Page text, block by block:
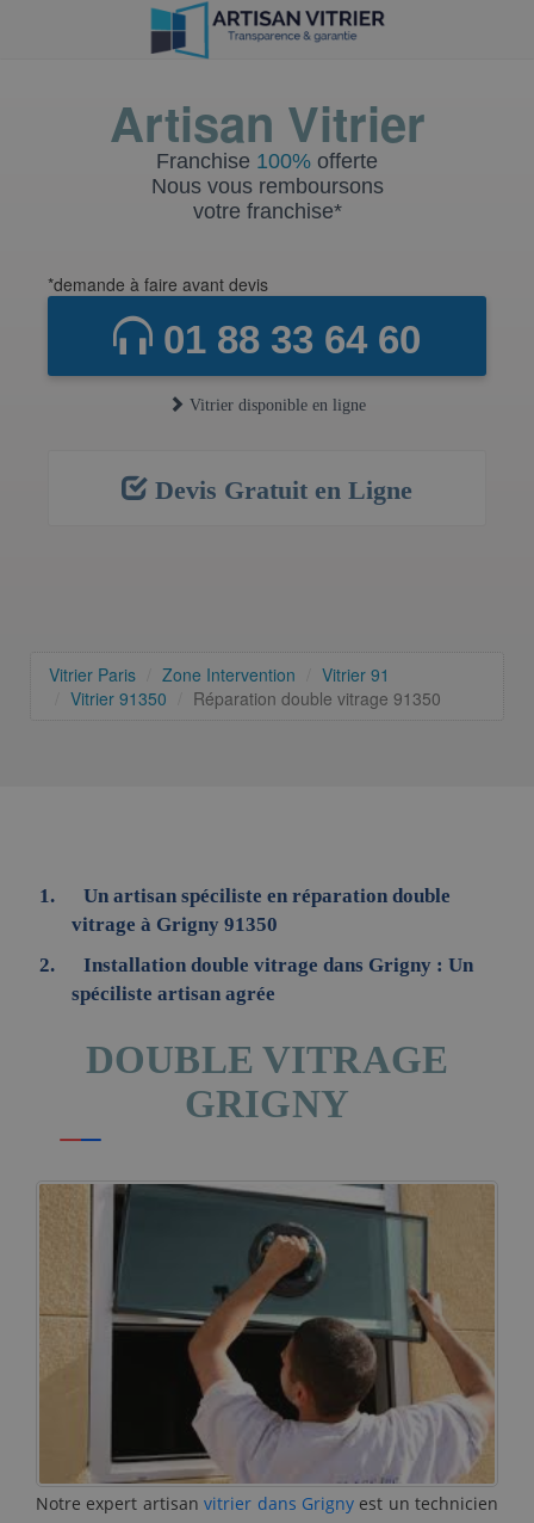
Artisan Vitrier
Franchise 100% offerte
Nous vous remboursons
votre franchise*
*demande à faire avant devis
01 88 33 64 60
Vitrier disponible en ligne
Devis Gratuit en Ligne
Vitrier Paris Zone Intervention
Vitrier 91
Vitrier 91350
Réparation double vitrage 91350
Un artisan spéciliste en réparation double
vitrage à Grigny 91350
Installation double vitrage dans Grigny : Un
spéciliste artisan agrée
DOUBLE VITRAGE
GRIGNY
Notre expert artisanvitrier dans Grignyest un technicien